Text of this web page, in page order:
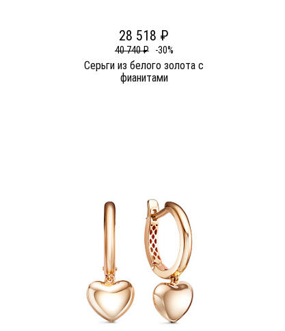
28 518 ₽
40 740 ₽ -30%
Серьги из белого золота c
фианитами